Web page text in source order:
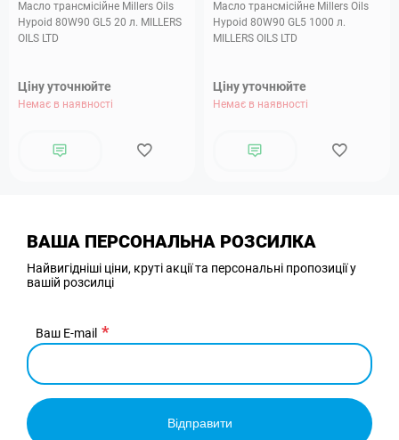
Масло трансмісійне Millers Oils
Hypoid 80W90 GL5 20 л. MILLERS
OILS LTD
Ціну уточнюйте
Немає в наявності
Масло трансмісійне Millers Oils
Hypoid 80W90 GL5 1000 л.
MILLERS OILS LTD
Ціну уточнюйте
Немає в наявності
ВАША ПЕРСОНАЛЬНА РОЗСИЛКА
Найвигідніші ціни, круті акції та персональні пропозиції у
вашій розсилці
Ваш E-mail
Відправити